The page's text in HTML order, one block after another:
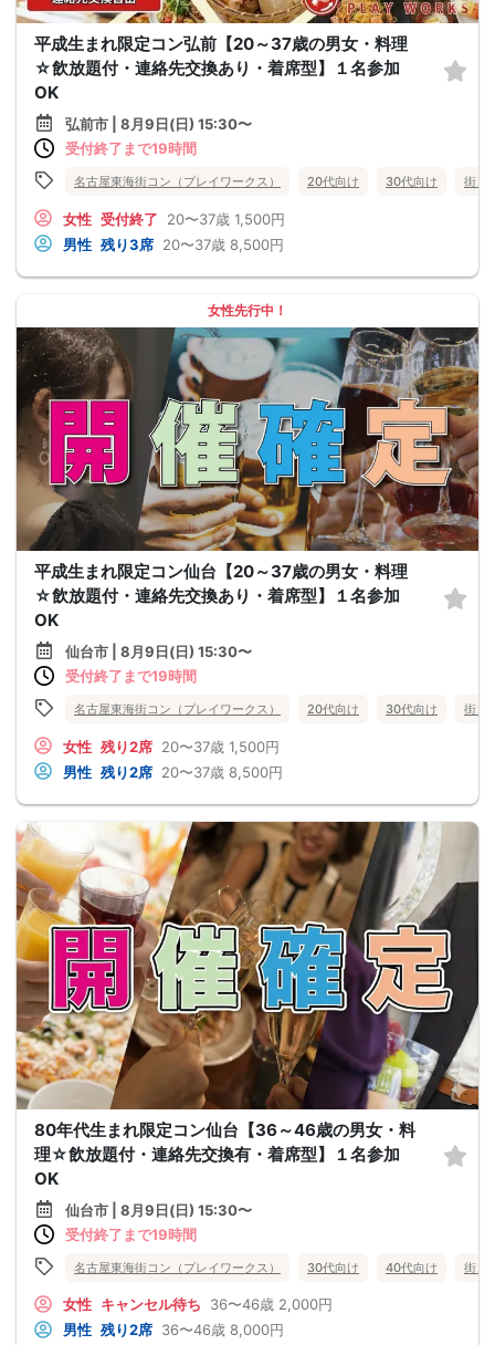
平成生まれ限定コン弘前【20～37歳の男女・料理
☆飲放題付・連絡先交換あり・着席型】１名参加
OK
弘前市 | 8月9日(日) 15:30〜
受付終了まで19時間
名古屋東海街コン（プレイワークス） 20代向け 30代向け 街コ
女性 受付終了 20〜37歳 1,500円
男性 残り3席 20〜37歳 8,500円
女性先行中！
平成生まれ限定コン仙台【20～37歳の男女・料理
☆飲放題付・連絡先交換あり・着席型】１名参加
OK
仙台市 | 8月9日(日) 15:30〜
受付終了まで19時間
名古屋東海街コン（プレイワークス） 20代向け 30代向け 街コ
女性 残り2席 20〜37歳 1,500円
男性 残り2席 20〜37歳 8,500円
80年代生まれ限定コン仙台【36～46歳の男女・料
理☆飲放題付・連絡先交換有・着席型】１名参加
OK
仙台市 | 8月9日(日) 15:30〜
受付終了まで19時間
名古屋東海街コン（プレイワークス） 30代向け 40代向け 街コ
女性 キャンセル待ち 36〜46歳 2,000円
男性 残り2席 36〜46歳 8,000円